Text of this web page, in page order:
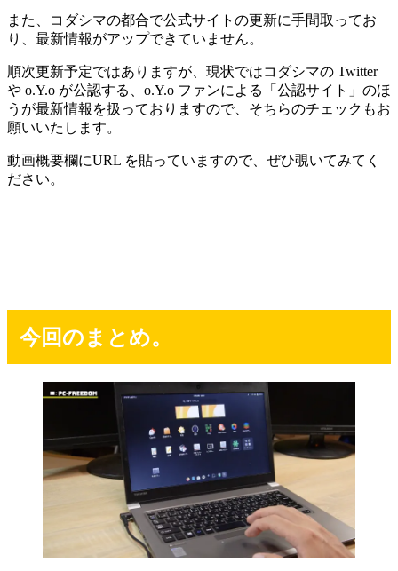
また、コダシマの都合で公式サイトの更新に手間取ってお
り、最新情報がアップできていません。
順次更新予定ではありますが、現状ではコダシマの Twitter
や o.Y.o が公認する、o.Y.o ファンによる「公認サイト」のほ
うが最新情報を扱っておりますので、そちらのチェックもお
願いいたします。
動画概要欄にURL を貼っていますので、ぜひ覗いてみてく
ださい。
今回のまとめ。